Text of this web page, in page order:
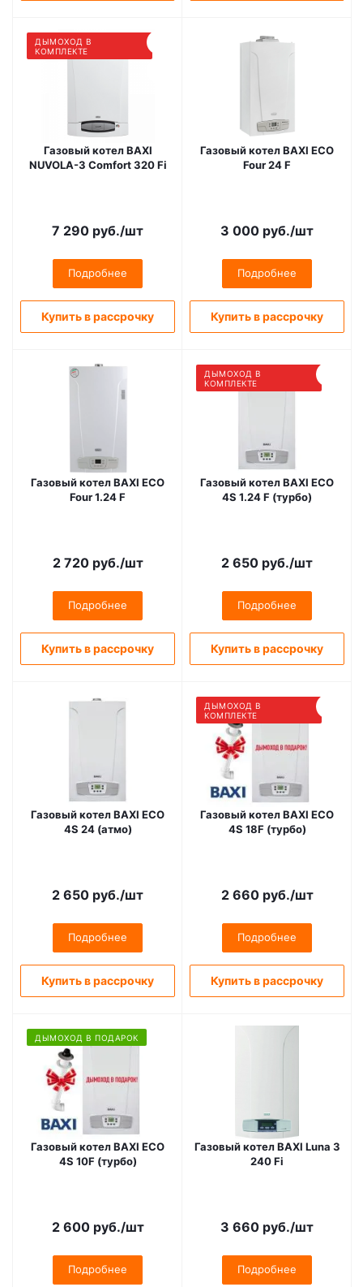
ДЫМОХОД В
КОМПЛЕКТЕ
Газовый котел BAXI
NUVOLA-3 Comfort 320 Fi
7 290 руб./шт
Подробнее
Купить в рассрочку
Газовый котел BAXI ECO
Four 24 F
3 000 руб./шт
Подробнее
Купить в рассрочку
Газовый котел BAXI ECO
Four 1.24 F
2 720руб./шт
Подробнее
Купить в рассрочку
ДЫМОХОД В
КОМПЛЕКТЕ
Газовый котел BAXI ECO
4S 1.24 F (турбо)
2 650 руб./шт
Подробнее
Купить в рассрочку
Газовый котел BAXI ECO
4S 24 (атмо)
2 650 руб./шт
Подробнее
Купить в рассрочку
ДЫМОХОД В
КОМПЛЕКТЕ
Газовый котел BAXI ECO
4S 18F (турбо)
2 660руб./шт
Подробнее
Купить в рассрочку
ДЫМОХОД В ПОДАРОК
Газовый котел BAXI ECO
4S 10F (турбо)
2 600руб./шт
Подробнее
Газовый котел BAXI Luna 3
240 Fi
3 660 руб./шт
Подробнее